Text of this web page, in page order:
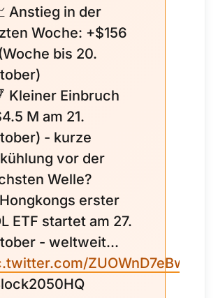
Anstieg in der
Woche: +$156
bis 20.
Kleiner Einbruch
M am 21.
- kurze
vor der
Welle?
erster
ETF startet am 27.
- weltweit...
ZUOWnD7eBw